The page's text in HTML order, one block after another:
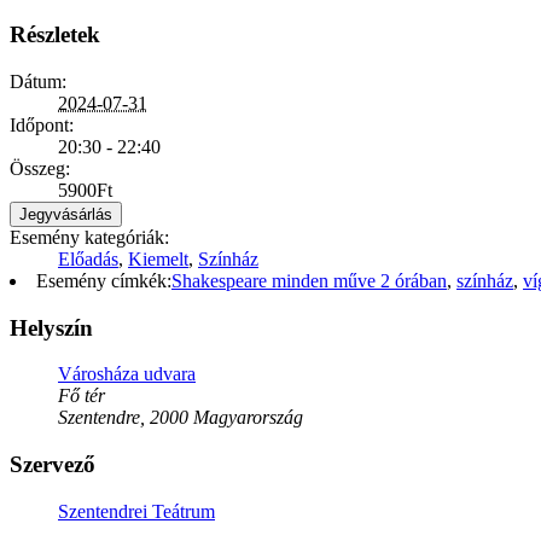
Részletek
Dátum:
2024-07-31
Időpont:
20:30 - 22:40
Összeg:
5900Ft
Jegyvásárlás
Esemény kategóriák:
Előadás, Kiemelt, Színház
Esemény címkék:Shakespeare minden műve 2 órában, színház,
Helyszín
Városháza udvara
Fő tér
Szentendre, 2000 Magyarország
Szervező
Szentendrei Teátrum